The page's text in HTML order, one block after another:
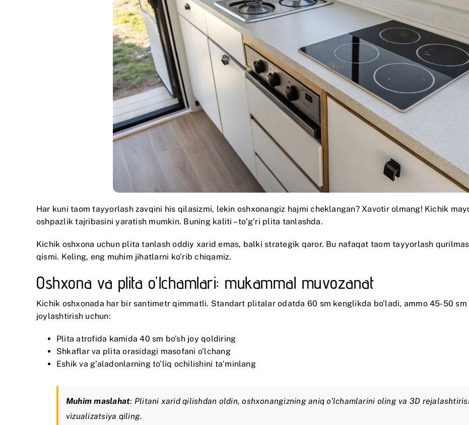
Har kuni taom tayyorlash zavqini his qilasizmi, lekin oshxonangiz hajmi cheklangan? Xavotir olmang! Kichik
oshpazlik tajribasini yaratish mumkin. Buning kaliti – to’g’ri plita tanlashda.
Kichik oshxona uchun plita tanlash oddiy xarid emas, balki strategik qaror. Bu nafaqat taom tayyorlash
qismi. Keling, eng muhim jihatlarni ko’rib chiqamiz.
Oshxona va plita o’lchamlari: mukammal muvozanat
Kichik oshxonada har bir santimetr qimmatli. Standart plitalar odatda 60 sm kenglikda bo’ladi, ammo 45-50
joylashtirish uchun:
Plita atrofida kamida 40 sm bo’sh joy qoldiring
Shkaflar va plita orasidagi masofani o’lchang
Eshik va g’aladonlarning to’liq ochilishini ta’minlang
Muhim maslahat: Plitani xarid qilishdan oldin, oshxonangizning aniq o’lchamlarini oling va 3D
vizualizatsiya qiling.